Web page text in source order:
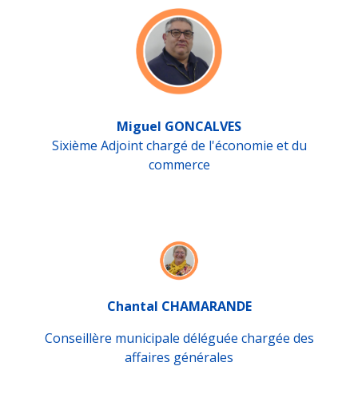
Miguel GONCALVES
Sixième Adjoint chargé de l'économie et du
commerce
Chantal CHAMARANDE
Conseillère municipale déléguée chargée des
affaires générales